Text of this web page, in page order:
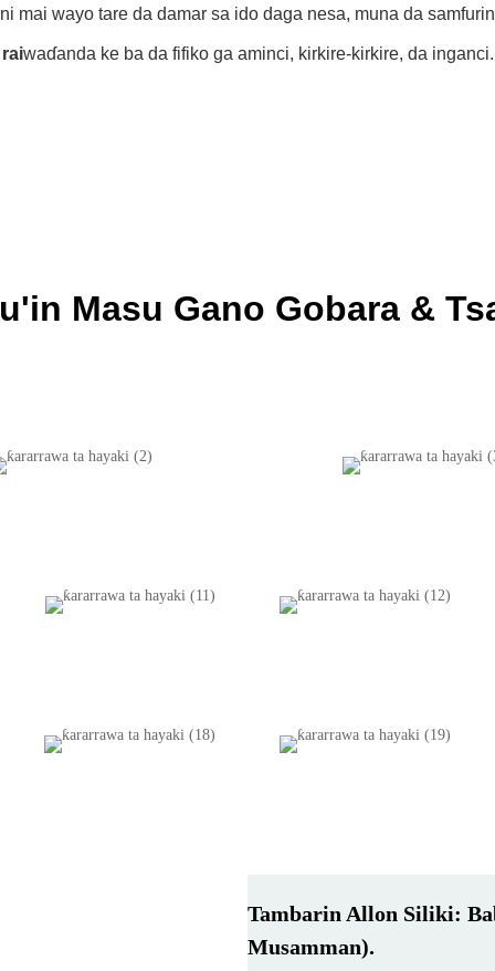
mai wayo tare da damar sa ido daga nesa, muna da
waɗanda ke ba da fifiko ga aminci, kirkire-kirkire, da
Masu Gano Gobara &
Tambarin Allon Siliki:
Musamman).